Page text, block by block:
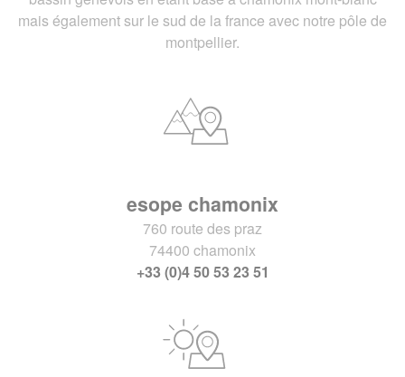
mais également sur le sud de la france avec notre pôle de
montpellier.
esope chamonix
760 route des praz
74400 chamonix
+33 (0)4 50 53 23 51